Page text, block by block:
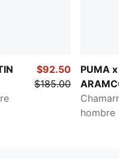
$92.50
$185.00
PUMA x
ARAMCO
Chamarra
hombre